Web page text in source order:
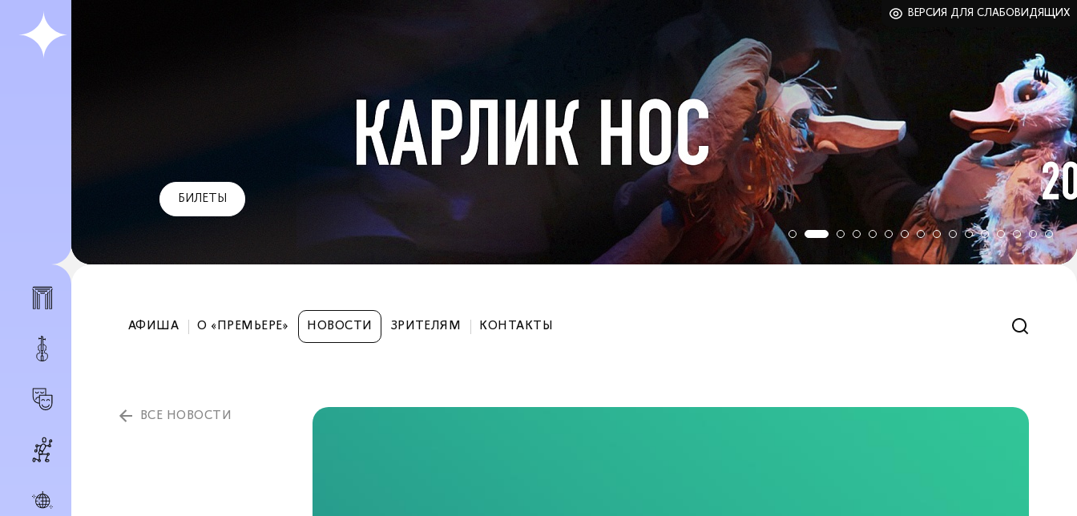
ВЕРСИЯ ДЛЯ СЛАБОВИДЯЩИХ
БИЛЕТЫ
АФИША О «ПРЕМЬЕРЕ» НОВОСТИ ЗРИТЕЛЯМ КОНТАКТЫ
ВСЕ НОВОСТИ